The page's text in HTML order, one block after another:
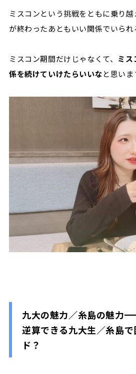
ミスコンという挑戦をともに乗り
が終わったあともいい関係でいられ
ミスコン期間だけじゃなくて、 ミス
係を続けていけたらいいなと思いま
九大の魅力／糸島の魅力
逆算できる九大生／糸島
ド？